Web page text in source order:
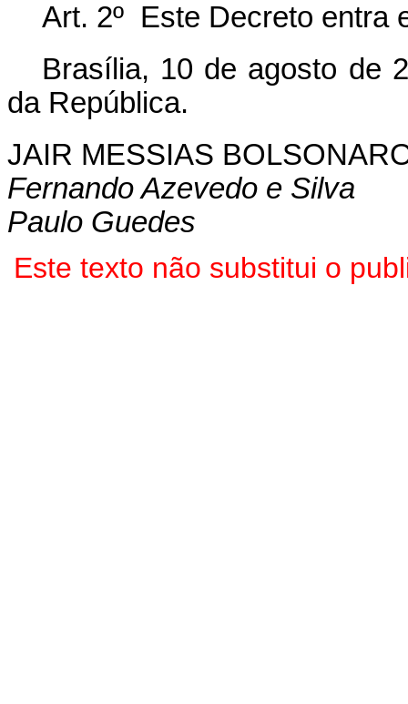
Art. 2º Este Decreto entra
Brasília, 10 de agosto de
da República.
JAIR MESSIAS
Fernando Azevedo e Silva
Paulo Guedes
Este texto não substitui o